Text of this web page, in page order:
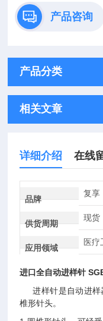
产品咨询
产品分类
相关文章
详细介绍 在线
品牌
复享
供货周期
现货
应用领域
医疗
进口全自动进样针
进样针是自动进样
椎形针头。